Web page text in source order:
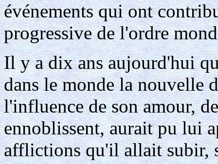
événements qui ont
progressive de l'ordre
Il y a dix ans aujourd'hui
dans le monde la nouvelle
l'influence de son amour,
ennoblissent, aurait pu lui
afflictions qu'il allait subir,